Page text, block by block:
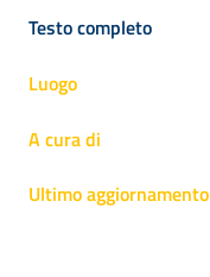
Testo completo
Luogo
A cura di
Ultimo aggiornamento